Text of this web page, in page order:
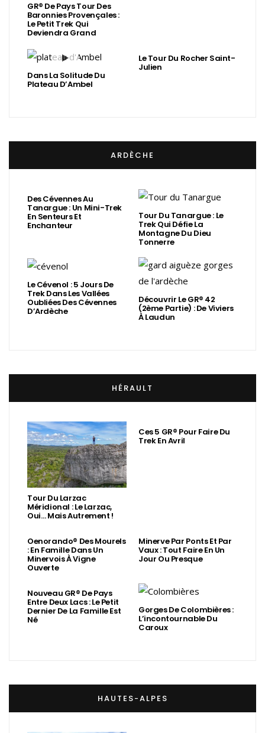
GR® De Pays Tour Des
Baronnies Provençales :
Le Petit Trek Qui
Deviendra Grand
Dans La Solitude Du
Plateau D’Ambel
Le Tour Du Rocher Saint-
Julien
ARDÈCHE
Des Cévennes Au
Tanargue : Un Mini-Trek
En Senteurs Et
Enchanteur
Tour Du Tanargue : Le
Trek Qui Défie La
Montagne Du Dieu
Tonnerre
Le Cévenol : 5 Jours De
Trek Dans Les Vallées
Oubliées Des Cévennes
D’Ardèche
Découvrir Le GR® 42
(2ème Partie) : De Viviers
À Laudun
HÉRAULT
Tour Du Larzac
Méridional : Le Larzac,
Oui… Mais Autrement !
Ces 5 GR® Pour Faire Du
Trek En Avril
Oenorando® Des Mourels
: En Famille Dans Un
Minervois À Vigne
Ouverte
Minerve Par Ponts Et Par
Vaux : Tout Faire En Un
Jour Ou Presque
Nouveau GR® De Pays
Entre Deux Lacs : Le Petit
Dernier De La Famille Est
Né
Gorges De Colombières :
L’incontournable Du
Caroux
HAUTES-ALPES